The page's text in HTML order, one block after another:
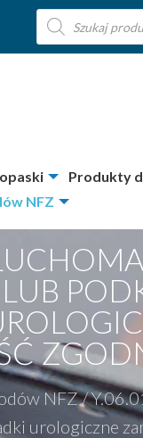
Wyszukiwarka
produktów
Produkty
NFZ
NFZ/
urologiczne